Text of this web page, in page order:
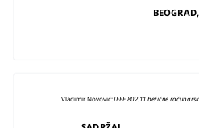
Vladimir Novović:IEEE 802.11